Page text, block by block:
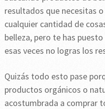
resultados que necesitas
cualquier cantidad de
belleza, pero te has
esas veces no logras los
Quizás todo esto pase
productos orgánicos o
acostumbrada a comprar